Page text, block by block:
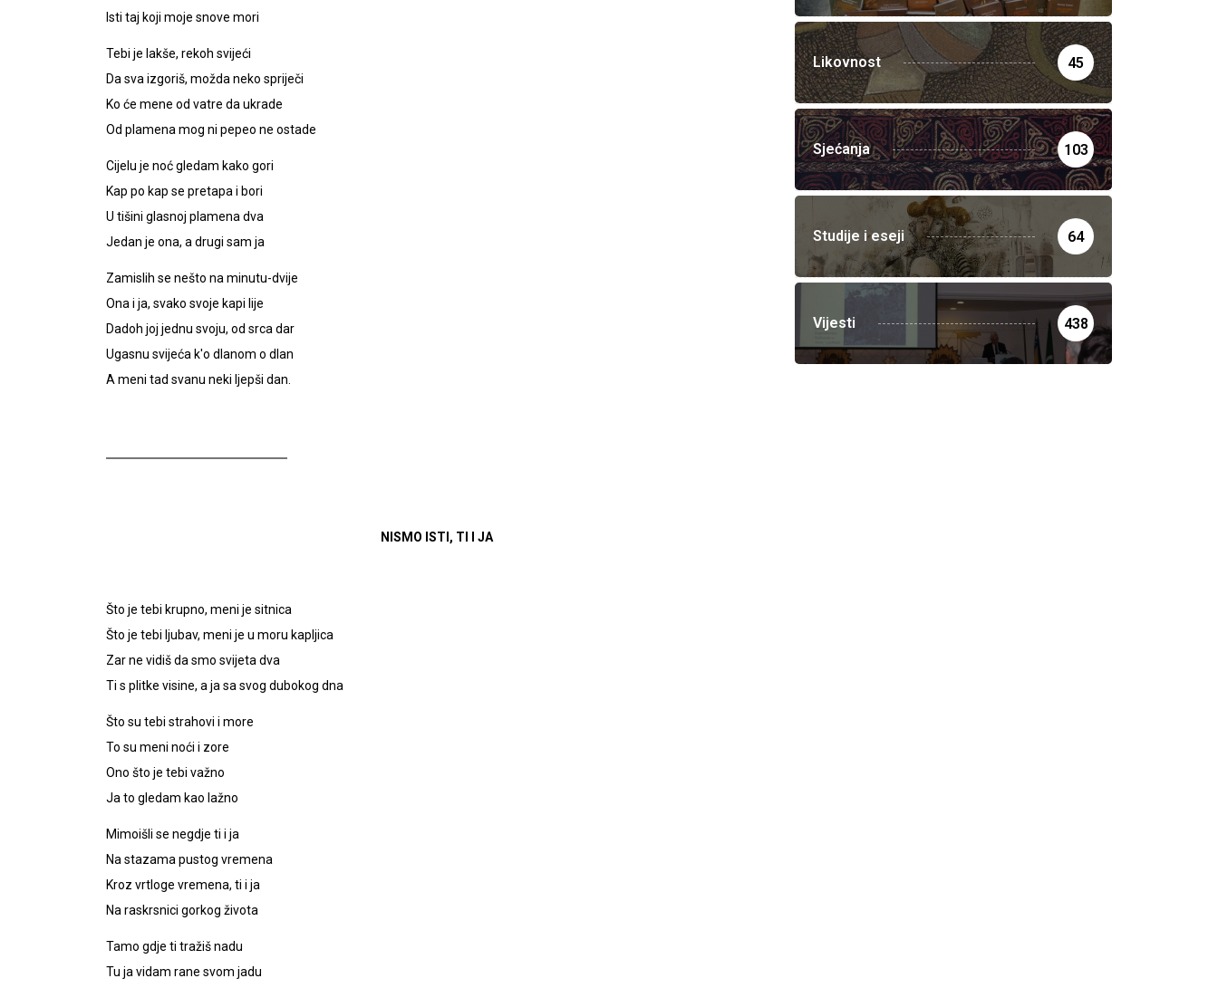
Isti taj koji moje snove mori
Tebi je lakše, rekoh svijeći
Da sva izgoriš, možda neko spriječi
Ko će mene od vatre da ukrade
Od plamena mog ni pepeo ne ostade
Cijelu je noć gledam kako gori
Kap po kap se pretapa i bori
U tišini glasnoj plamena dva
Jedan je ona, a drugi sam ja
Zamislih se nešto na minutu-dvije
Ona i ja, svako svoje kapi lije
Dadoh joj jednu svoju, od srca dar
Ugasnu svijeća k'o dlanom o dlan
A meni tad svanu neki ljepši dan.
NISMO ISTI, TI I JA
Što je tebi krupno, meni je sitnica
Što je tebi ljubav, meni je u moru kapljica
Zar ne vidiš da smo svijeta dva
Ti s plitke visine, a ja sa svog dubokog dna
Što su tebi strahovi i more
To su meni noći i zore
Ono što je tebi važno
Ja to gledam kao lažno
Mimoišli se negdje ti i ja
Na stazama pustog vremena
Kroz vrtloge vremena, ti i ja
Na raskrsnici gorkog života
Tamo gdje ti tražiš nadu
Tu ja vidam rane svom jadu
Likovnost 45
Sjećanja 103
Studije i eseji 64
Vijesti 438